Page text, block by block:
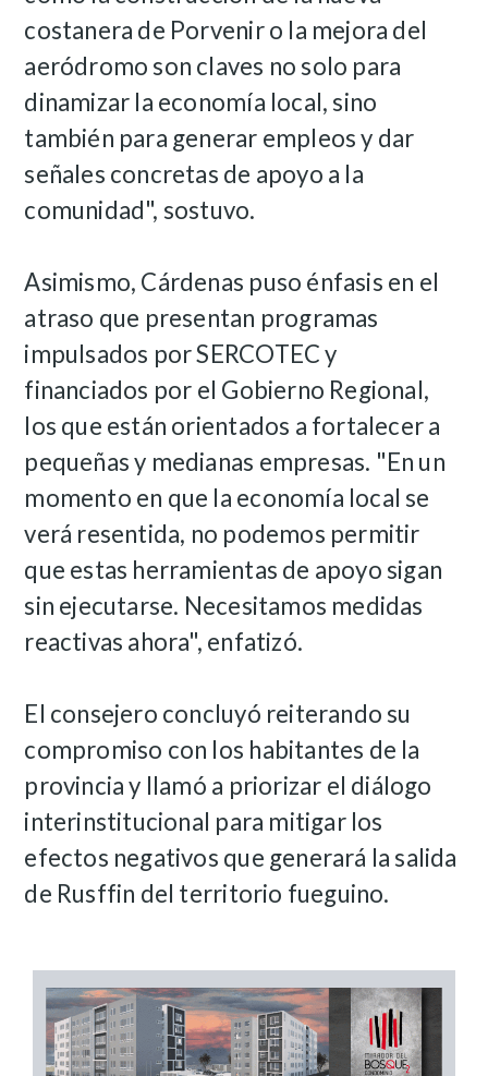
costanera de Porvenir o la mejora del
aeródromo son claves no solo para
dinamizar la economía local, sino
también para generar empleos y dar
señales concretas de apoyo a la
comunidad", sostuvo.
Asimismo, Cárdenas puso énfasis en el
atraso que presentan programas
impulsados por SERCOTEC y
financiados por el Gobierno Regional,
los que están orientados a fortalecer a
pequeñas y medianas empresas. "En un
momento en que la economía local se
verá resentida, no podemos permitir
que estas herramientas de apoyo sigan
sin ejecutarse. Necesitamos medidas
reactivas ahora", enfatizó.
El consejero concluyó reiterando su
compromiso con los habitantes de la
provincia y llamó a priorizar el diálogo
interinstitucional para mitigar los
efectos negativos que generará la salida
de Rusffin del territorio fueguino.